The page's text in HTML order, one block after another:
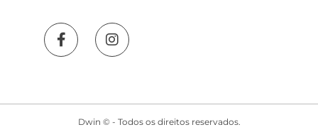
Dwin © - Todos os direitos reservados.